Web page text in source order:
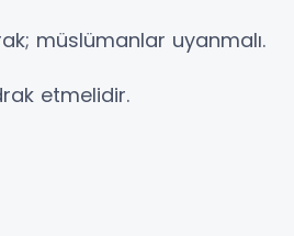
müslümanlar uyanmalı.
etmelidir.